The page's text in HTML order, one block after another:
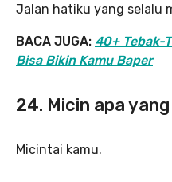
Jalan hatiku yang selalu
BACA JUGA: 40+ Tebak-
Bisa Bikin Kamu Baper
24. Micin apa
Micintai kamu.